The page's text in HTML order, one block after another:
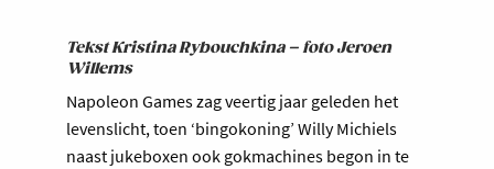
Tekst Kristina Rybouchkina – foto Jeroen
Willems
Napoleon Games zag veertig jaar geleden het
levenslicht, toen ‘bingokoning’ Willy Michiels
naast jukeboxen ook gokmachines begon in te